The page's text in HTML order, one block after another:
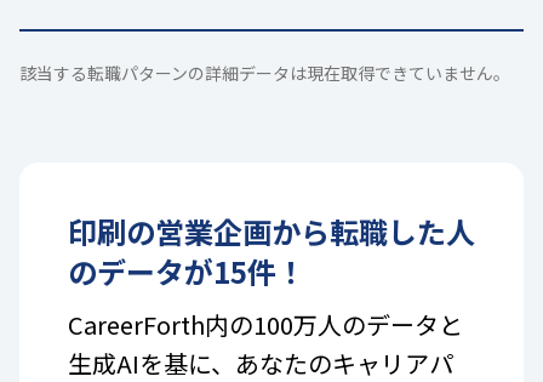
該当する転職パターンの詳細データは現在取得できていません。
印刷の営業企画から転職した人
のデータが15件！
CareerForth内の100万人のデータと
生成AIを基に、あなたのキャリアパ